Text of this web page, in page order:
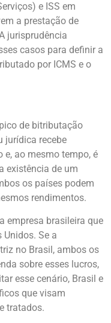
e ISS em
a prestação de
jurisprudência
casos para definir a
por ICMS e o
de bitributação
jurídica recebe
e, ao mesmo tempo, é
existência de um
os países podem
rendimentos.
empresa brasileira que
Se a
no Brasil, ambos os
sobre esses lucros,
esse cenário, Brasil e
que visam
tratados.